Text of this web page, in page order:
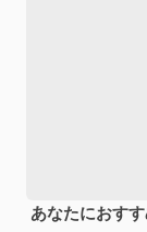
あなたにおす